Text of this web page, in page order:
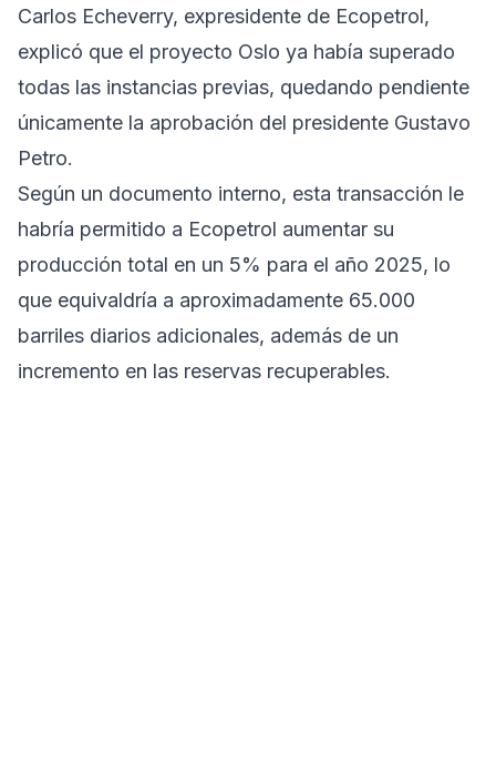
Carlos Echeverry, expresidente de Ecopetrol,
explicó que el proyecto Oslo ya había superado
todas las instancias previas, quedando pendiente
únicamente la aprobación del presidente Gustavo
Petro.
Según un documento interno, esta transacción le
habría permitido a Ecopetrol aumentar su
producción total en un 5% para el año 2025, lo
que equivaldría a aproximadamente 65.000
barriles diarios adicionales, además de un
incremento en las reservas recuperables.